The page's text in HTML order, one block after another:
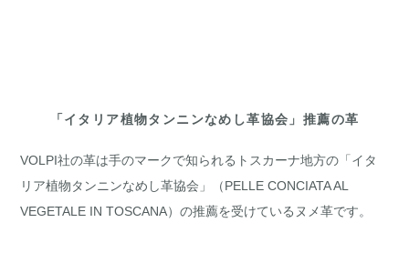
「イタリア植物タンニンなめし革協会」推薦の革
VOLPI社の革は手のマークで知られるトスカーナ地方の「イタ
リア植物タンニンなめし革協会」（PELLE CONCIATA AL
VEGETALE IN TOSCANA）の推薦を受けているヌメ革です。